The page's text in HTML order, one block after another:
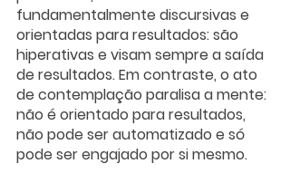
fundamentalmente discursivas e
orientadas para resultados: são
hiperativas e visam sempre a saída
de resultados. Em contraste, o ato
de contemplação paralisa a mente:
não é orientado para resultados,
não pode ser automatizado e só
pode ser engajado por si mesmo.